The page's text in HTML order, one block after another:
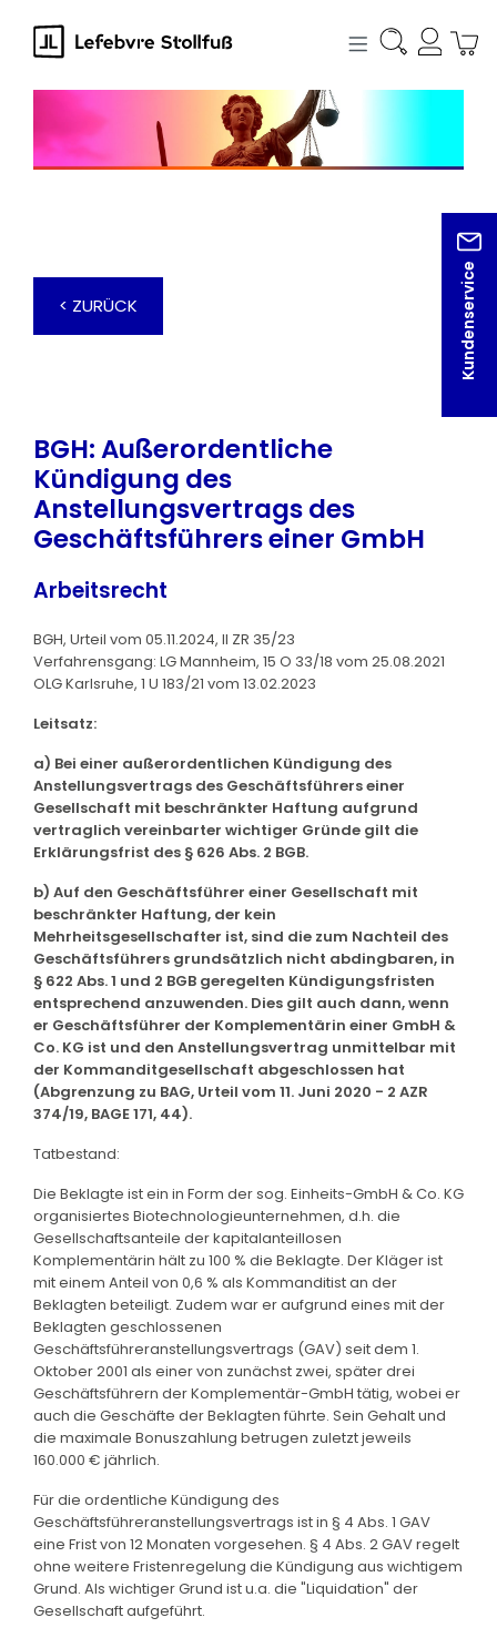
springen
Kundenservice
< ZURÜCK
BGH: Außerordentliche
Kündigung des
Anstellungsvertrags des
Geschäftsführers einer GmbH
Arbeitsrecht
BGH, Urteil vom 05.11.2024, II ZR 35/23
Verfahrensgang: LG Mannheim, 15 O 33/18 vom 25.08.2021
OLG Karlsruhe, 1 U 183/21 vom 13.02.2023
Leitsatz:
a) Bei einer außerordentlichen Kündigung des
Anstellungsvertrags des Geschäftsführers einer
Gesellschaft mit beschränkter Haftung aufgrund
vertraglich vereinbarter wichtiger Gründe gilt die
Erklärungsfrist des § 626 Abs. 2 BGB.
b) Auf den Geschäftsführer einer Gesellschaft mit
beschränkter Haftung, der kein
Mehrheitsgesellschafter ist, sind die zum Nachteil des
Geschäftsführers grundsätzlich nicht abdingbaren, in
§ 622 Abs. 1 und 2 BGB geregelten Kündigungsfristen
entsprechend anzuwenden. Dies gilt auch dann, wenn
er Geschäftsführer der Komplementärin einer GmbH &
Co. KG ist und den Anstellungsvertrag unmittelbar mit
der Kommanditgesellschaft abgeschlossen hat
(Abgrenzung zu BAG, Urteil vom 11. Juni 2020 - 2 AZR
374/19, BAGE 171, 44).
Tatbestand:
Die Beklagte ist ein in Form der sog. Einheits-GmbH & Co. KG
organisiertes Biotechnologieunternehmen, d.h. die
Gesellschaftsanteile der kapitalanteillosen
Komplementärin hält zu 100 % die Beklagte. Der Kläger ist
mit einem Anteil von 0,6 % als Kommanditist an der
Beklagten beteiligt. Zudem war er aufgrund eines mit der
Beklagten geschlossenen
Geschäftsführeranstellungsvertrags (GAV) seit dem 1.
Oktober 2001 als einer von zunächst zwei, später drei
Geschäftsführern der Komplementär-GmbH tätig, wobei er
auch die Geschäfte der Beklagten führte. Sein Gehalt und
die maximale Bonuszahlung betrugen zuletzt jeweils
160.000 € jährlich.
Für die ordentliche Kündigung des
Geschäftsführeranstellungsvertrags ist in § 4 Abs. 1 GAV
eine Frist von 12 Monaten vorgesehen. § 4 Abs. 2 GAV regelt
ohne weitere Fristenregelung die Kündigung aus wichtigem
Grund. Als wichtiger Grund ist u.a. die "Liquidation" der
Gesellschaft aufgeführt.